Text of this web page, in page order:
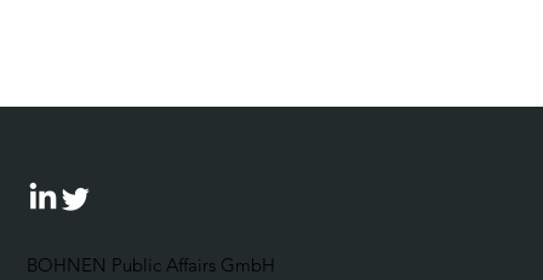
BOHNEN Public Affairs GmbH